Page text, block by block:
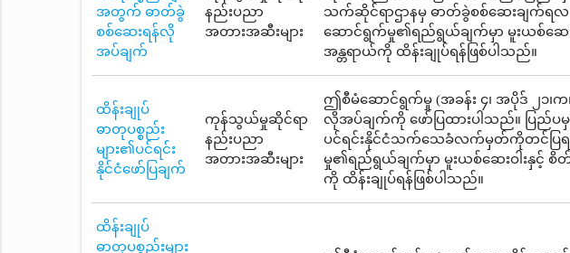
အတွက် ဓာတ်ခွဲ
စစ်ဆေးရန်လို
အပ်ချက်
နည်းပညာ
အတားအဆီးများ
သက်ဆိုင်ရာဌာနမှ ဓာတ်ခွဲစစ်ဆေးချက်ရလ
ဆောင်ရွက်မှု၏ရည်ရွယ်ချက်မှာ မူးယစ်ဆေးဝ
အန္တရာယ်ကို ထိန်းချုပ်ရန်ဖြစ်ပါသည်။
ထိန်းချုပ်
ဓာတုပစ္စည်း
များ၏ပင်ရင်း
နိုင်ငံဖော်ပြချက်
ကုန်သွယ်မှုဆိုင်ရာ
နည်းပညာ
အတားအဆီးများ
ဤစီမံဆောင်ရွက်မှု (အခန်း ၄၊ အပိုဒ် ၂၁၊
လိုအပ်ချက်ကို ဖော်ပြထားပါသည်။ ပြည်
ပင်ရင်းနိုင်ငံသက်သေခံလက်မှတ်ကိုတင်ပြ
မှု၏ရည်ရွယ်ချက်မှာ မူးယစ်ဆေးဝါးနှင့် စိတ်
ကို ထိန်းချုပ်ရန်ဖြစ်ပါသည်။
ထိန်းချုပ်
ဓာတုပစ္စည်းများ